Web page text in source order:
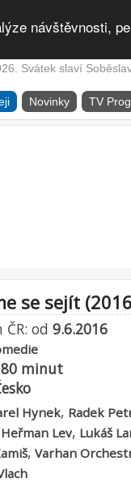
návštěvnosti,
Svátek slaví
Novinky TV
se sejít
ČR: od 9.6.2016
80 minut
Hynek, Radek
Lev, Lukáš
, Varhan